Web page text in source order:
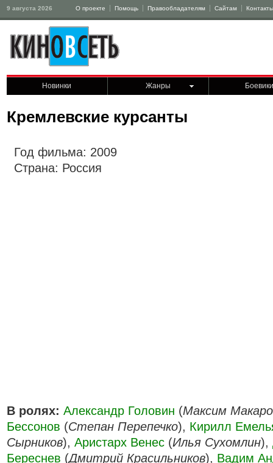
9 августа 2026 О проекте Помощь Правообладателям Сайтам Контакты
Новинки Жанры Боевики
Кремлевские курсанты
Год фильма: 2009
Страна: Россия
В ролях: Александр Головин (Максим
Бессонов (Степан Перепечко), Кирилл
Сырников), Аристарх Венес (Илья Сухомлин),
Береснев (Дмитрий Красильников), Вадим